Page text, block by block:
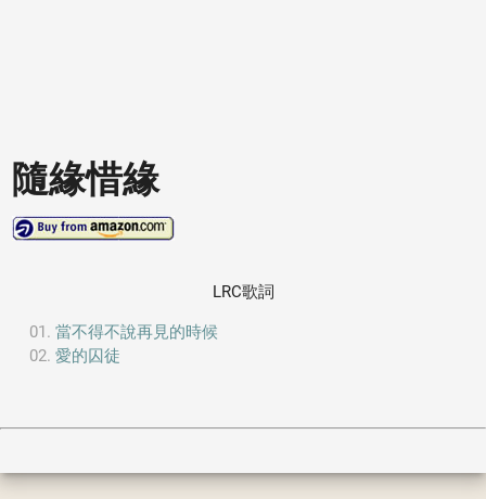
隨緣惜緣
LRC歌詞
當不得不說再見的時候
愛的囚徒